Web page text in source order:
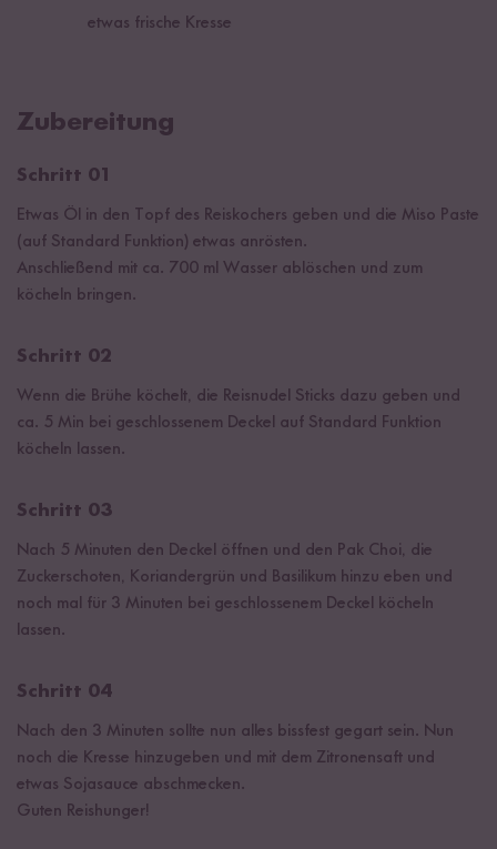
etwas frische Kresse
Zubereitung
Schritt 01
Etwas Öl in den Topf des Reiskochers geben und die Miso Paste
(auf Standard Funktion) etwas anrösten.
Anschließend mit ca. 700 ml Wasser ablöschen und zum
köcheln bringen.
Schritt 02
Wenn die Brühe köchelt, die Reisnudel Sticks dazu geben und
ca. 5 Min bei geschlossenem Deckel auf Standard Funktion
köcheln lassen.
Schritt 03
Nach 5 Minuten den Deckel öffnen und den Pak Choi, die
Zuckerschoten, Koriandergrün und Basilikum hinzu eben und
noch mal für 3 Minuten bei geschlossenem Deckel köcheln
lassen.
Schritt 04
Nach den 3 Minuten sollte nun alles bissfest gegart sein. Nun
noch die Kresse hinzugeben und mit dem Zitronensaft und
etwas Sojasauce abschmecken.
Guten Reishunger!